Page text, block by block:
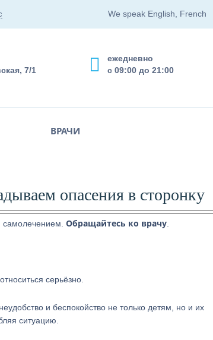
We speak English, French
ежедневно
с 09:00 до 21:00
7/1
ВРАЧИ
опасения в сторонку
самолечением. Обращайтесь ко врачу
серьёзно.
и беспокойство не только детям, но и их
ситуацию.